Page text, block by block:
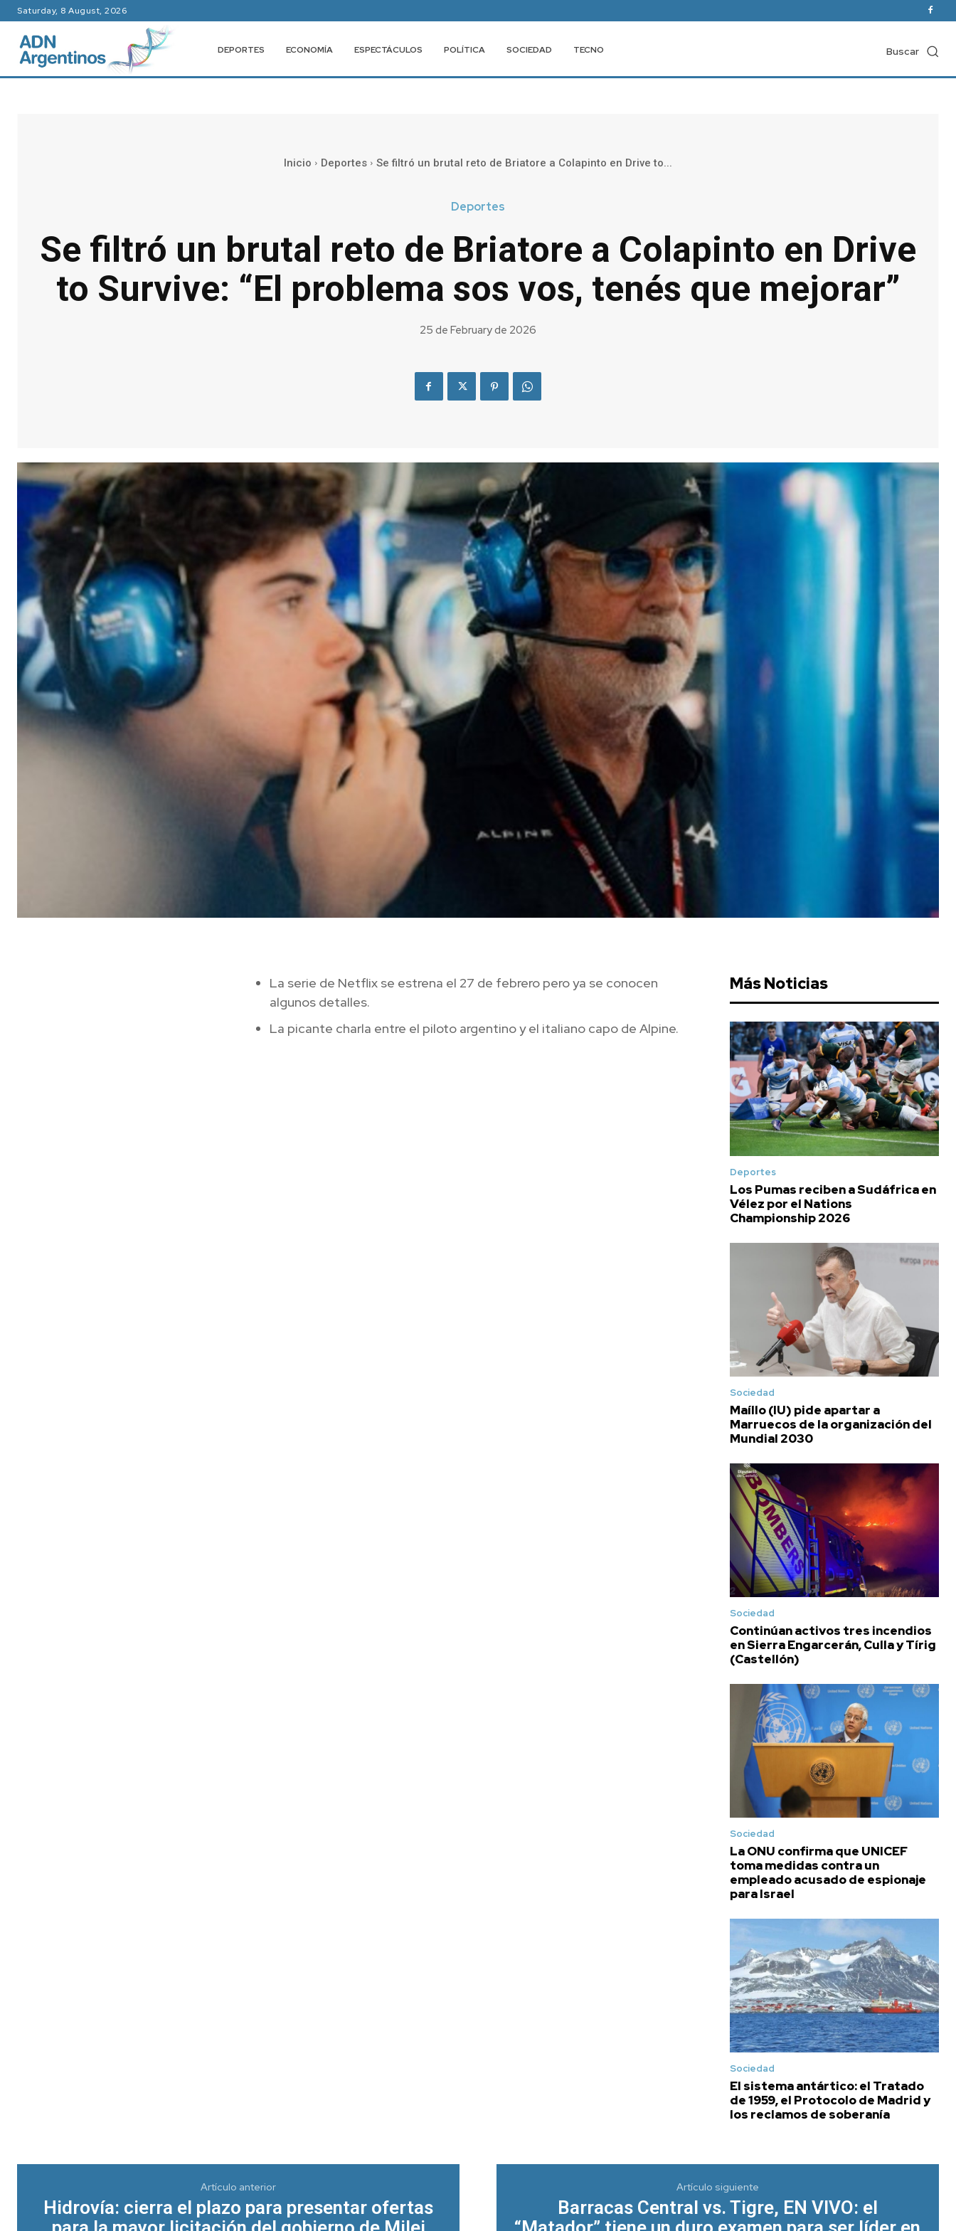
Saturday, 8 August, 2026
DEPORTES ECONOMÍA ESPECTÁCULOS POLÍTICA SOCIEDAD TECNO Buscar
Inicio Deportes Se filtró un brutal reto de Briatore a Colapinto en Drive to...
Deportes
Se filtró un brutal reto de Briatore a Colapinto en Drive
to Survive: “El problema sos vos, tenés que mejorar”
25 de February de 2026
La serie de Netflix se estrena el 27 de febrero pero ya se conocen
algunos detalles.
La picante charla entre el piloto argentino y el italiano capo de Alpine.
Más Noticias
Deportes
Los Pumas reciben a Sudáfrica en
Vélez por el Nations
Championship 2026
Sociedad
Maíllo (IU) pide apartar a
Marruecos de la organización del
Mundial 2030
Sociedad
Continúan activos tres incendios
en Sierra Engarcerán, Culla y Tírig
(Castellón)
Sociedad
La ONU confirma que UNICEF
toma medidas contra un
empleado acusado de espionaje
para Israel
Sociedad
El sistema antártico: el Tratado
de 1959, el Protocolo de Madrid y
los reclamos de soberanía
Artículo anterior
Hidrovía: cierra el plazo para presentar ofertas
Artículo siguiente
Barracas Central vs. Tigre, EN VIVO: el